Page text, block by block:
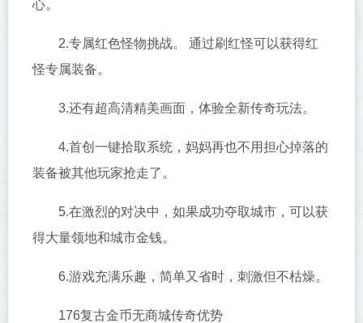
心。
2.专属红色怪物挑战。 通过刷红怪可以获得红
怪专属装备。
3.还有超高清精美画面，体验全新传奇玩法。
4.首创一键拾取系统，妈妈再也不用担心掉落的
装备被其他玩家抢走了。
5.在激烈的对决中，如果成功夺取城市，可以获
得大量领地和城市金钱。
6.游戏充满乐趣，简单又省时，刺激但不枯燥。
176复古金币无商城传奇优势